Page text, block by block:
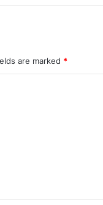
ण
are marked *